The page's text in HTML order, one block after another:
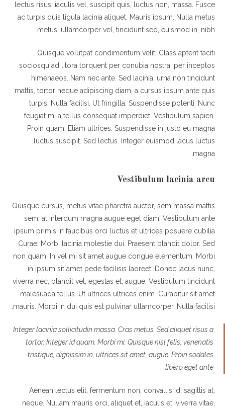
lectus risus, iaculis vel, suscipit quis, luctus non, massa. Fusce
ac turpis quis ligula lacinia aliquet. Mauris ipsum. Nulla metus
metus, ullamcorper vel, tincidunt sed, euismod in, nibh.
Quisque volutpat condimentum velit. Class aptent taciti
sociosqu ad litora torquent per conubia nostra, per inceptos
himenaeos. Nam nec ante. Sed lacinia, urna non tincidunt
mattis, tortor neque adipiscing diam, a cursus ipsum ante quis
turpis. Nulla facilisi. Ut fringilla. Suspendisse potenti. Nunc
feugiat mi a tellus consequat imperdiet. Vestibulum sapien.
Proin quam. Etiam ultrices. Suspendisse in justo eu magna
luctus suscipit. Sed lectus. Integer euismod lacus luctus
magna.
Vestibulum lacinia arcu
Quisque cursus, metus vitae pharetra auctor, sem massa mattis
sem, at interdum magna augue eget diam. Vestibulum ante
ipsum primis in faucibus orci luctus et ultrices posuere cubilia
Curae; Morbi lacinia molestie dui. Praesent blandit dolor. Sed
non quam. In vel mi sit amet augue congue elementum. Morbi
in ipsum sit amet pede facilisis laoreet. Donec lacus nunc,
viverra nec, blandit vel, egestas et, augue. Vestibulum tincidunt
malesuada tellus. Ut ultrices ultrices enim. Curabitur sit amet
mauris. Morbi in dui quis est pulvinar ullamcorper. Nulla facilisi.
Integer lacinia sollicitudin massa. Cras metus. Sed aliquet risus a
tortor. Integer id quam. Morbi mi. Quisque nisl felis, venenatis
tristique, dignissim in, ultrices sit amet, augue. Proin sodales
libero eget ante.
Aenean lectus elit, fermentum non, convallis id, sagittis at,
neque. Nullam mauris orci, aliquet et, iaculis et, viverra vitae,